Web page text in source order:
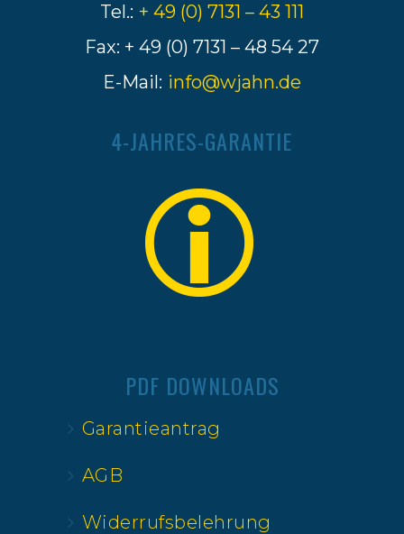
Tel.: + 49 (0) 7131 – 43 111
Fax: + 49 (0) 7131 – 48 54 27
E-Mail: info@wjahn.de
4-JAHRES-GARANTIE
PDF DOWNLOADS
Garantieantrag
AGB
Widerrufsbelehrung